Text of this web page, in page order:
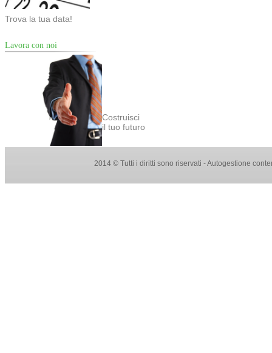
Trova la tua data!
Lavora con noi
Costruisci
il tuo futuro
2014 © Tutti i diritti sono riservati - Autogestione